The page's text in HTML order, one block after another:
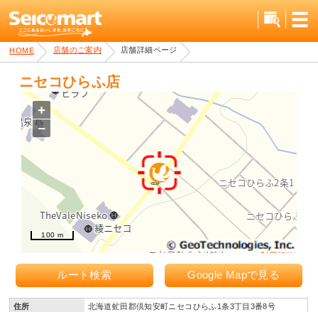
HOME 店舗のご案内 店舗詳細ページ
ニセコひらふ店
利用規約
+
−
100 m
ルート検索 Google Mapで見る
住所
北海道虻田郡倶知安町ニセコひらふ1条3丁目3番8号